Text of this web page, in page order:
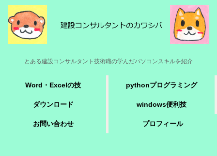
とある建設コンサルタント技術職の学んだパソコンスキルを紹介
Word・Excelの技 pythonプログラミング
ダウンロード windows便利技
お問い合わせ プロフィール